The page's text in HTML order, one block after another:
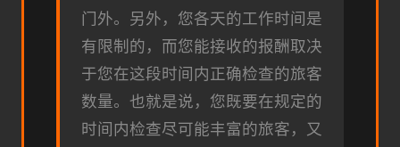
门外。另外，您各天的工作时间是
有限制的，而您能接收的报酬取决
于您在这段时间内正确检查的旅客
数量。也就是说，您既要在规定的
时间内检查尽可能丰富的旅客，又